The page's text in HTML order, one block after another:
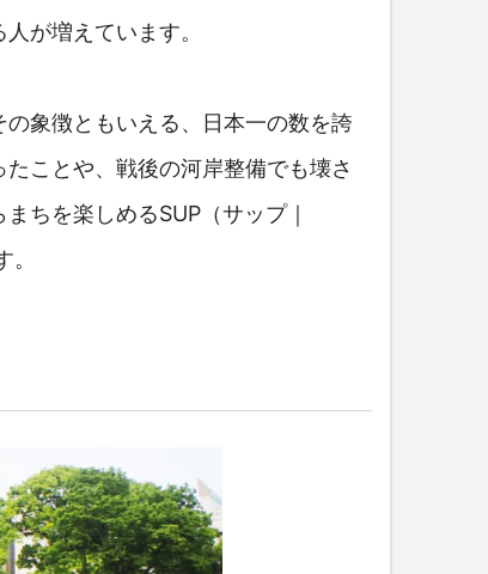
が増えています。
象徴ともいえる、日本一の数を誇
ことや、戦後の河岸整備でも壊さ
ちを楽しめるSUP（サップ｜